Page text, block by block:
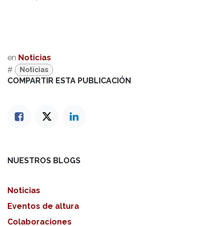
en Noticias
#
Noticias
COMPARTIR ESTA PUBLICACIÓN
NUESTROS BLOGS
Noticias
Eventos de altura
Colaboraciones